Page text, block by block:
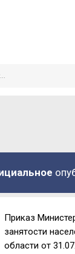
Приказ
занятости
области от